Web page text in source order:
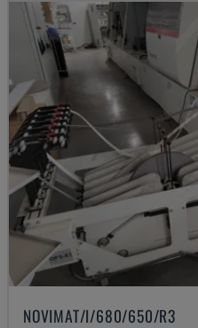
NOVIMAT/I/680/650/R3